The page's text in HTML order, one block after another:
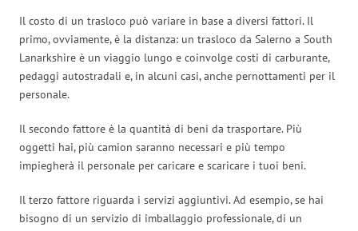
Il costo di un trasloco può variare in base a diversi fattori. Il
primo, ovviamente, è la distanza: un trasloco da Salerno a South
Lanarkshire è un viaggio lungo e coinvolge costi di carburante,
pedaggi autostradali e, in alcuni casi, anche pernottamenti per il
personale.
Il secondo fattore è la quantità di beni da trasportare. Più
oggetti hai, più camion saranno necessari e più tempo
impiegherà il personale per caricare e scaricare i tuoi beni.
Il terzo fattore riguarda i servizi aggiuntivi. Ad esempio, se hai
bisogno di un servizio di imballaggio professionale, di un